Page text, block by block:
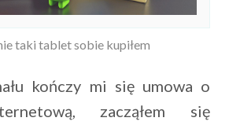
taki tablet sobie kupiłem
kończy mi się umowa o
zacząłem się